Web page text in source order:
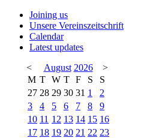
Joining us
Unsere Vereinszeitschrift
Calendar
Latest updates
<
August 2026
>
M T W T F S
S
27 28 29 30 31 1
2
3
4 5 6 7 8
9
10 11 12 13 14 15 16
17 18 19 20 21 22 23